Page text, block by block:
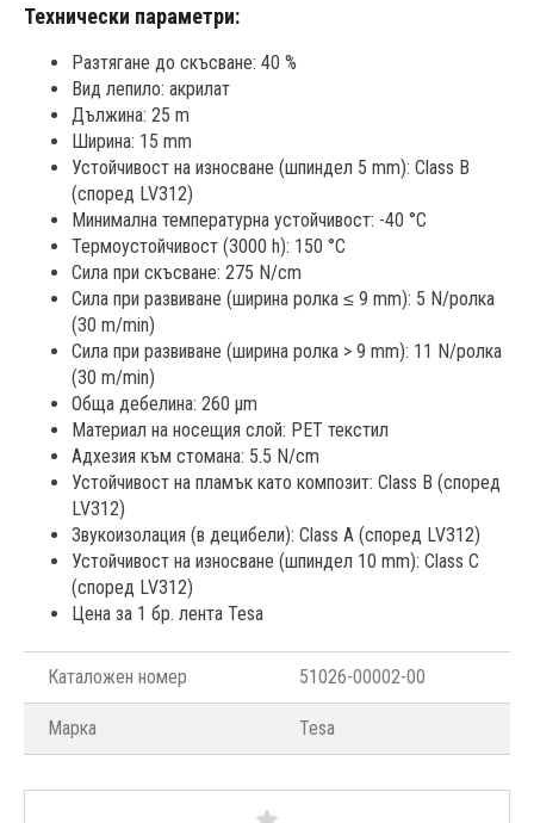
Технически параметри:
Разтягане до скъсване: 40 %
Вид лепило: акрилат
Дължина: 25 m
Ширина: 15 mm
Устойчивост на износване (шпиндел 5 mm): Class B
(според LV312)
Минимална температурна устойчивост: -40 °C
Термоустойчивост (3000 h): 150 °C
Сила при скъсване: 275 N/cm
Сила при развиване (ширина ролка ≤ 9 mm): 5 N/ролка
(30 m/min)
Сила при развиване (ширина ролка > 9 mm): 11 N/ролка
(30 m/min)
Обща дебелина: 260 µm
Материал на носещия слой: PET текстил
Адхезия към стомана: 5.5 N/cm
Устойчивост на пламък като композит: Class B (според
LV312)
Звукоизолация (в децибели): Class A (според LV312)
Устойчивост на износване (шпиндел 10 mm): Class C
(според LV312)
Цена за 1 бр. лента Tesa
Каталожен номер 51026-00002-00
Марка Tesa